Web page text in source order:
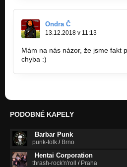
Ondra Č
13.12.2018 v 11:13
Mám na nás názor, že jsme fakt
chyba :)
PODOBNÉ KAPELY
Barbar Punk
punk-folk / Brno
Hentai Corporation
thrash-rock'n'roll / Praha